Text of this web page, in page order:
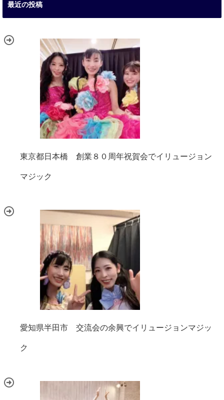
最近の投稿
東京都日本橋 創業８０周年祝賀会でイリュージョン
マジック
愛知県半田市 交流会の余興でイリュージョンマジッ
ク